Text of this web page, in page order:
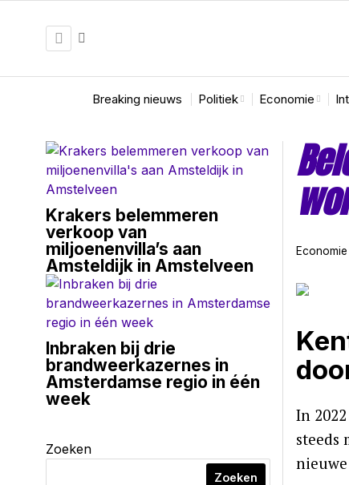
Breaking nieuws Politiek Economie
Economie
In
steeds
Krakers belemmeren
verkoop van
miljoenenvilla’s aan
Amsteldijk in Amstelveen
Inbraken bij drie
brandweerkazernes in
Amsterdamse regio in één
week
Zoeken
Zoeken